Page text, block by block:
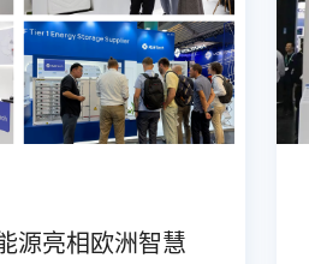
源亮相欧洲智慧